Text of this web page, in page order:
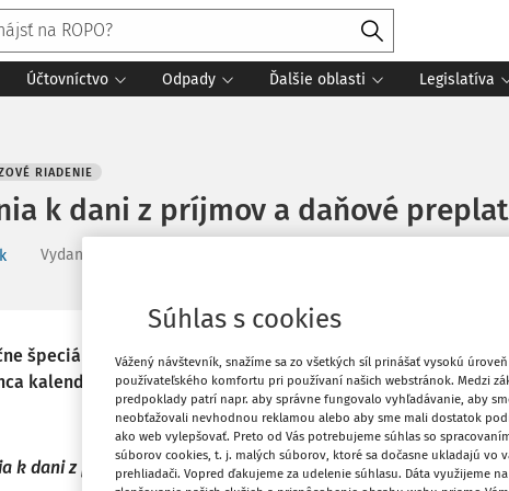
Účtovníctvo Odpady Ďalšie oblasti Legislatíva
RIADENIE
k dani z príjmov a daňové
Vydané
špeciálna lehotanapodanie daňového
kalendárneho mesiaca nasledujúceho po
k dani z príjmov po skončení pandémie:
Súhlas s cookies
Vážený návštevník, snažíme sa zo všetkých síl prinášať vysokú úroveň
používateľského komfortu pri používaní našich webstránok. Medzi
predpoklady patrí napr. aby správne fungovalo vyhľadávanie, aby
neobťažovali nevhodnou reklamou alebo aby sme mali dostatok
ako web vylepšovať. Preto od Vás potrebujeme súhlas so
súborov cookies, t. j. malých súborov, ktoré sa dočasne ukladajú vo
prehliadači. Vopred ďakujeme za udelenie súhlasu. Dáta využijeme na